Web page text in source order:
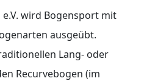
e.V. wird Bogensport mit
ausgeübt.
Lang- oder
Recurvebogen (im